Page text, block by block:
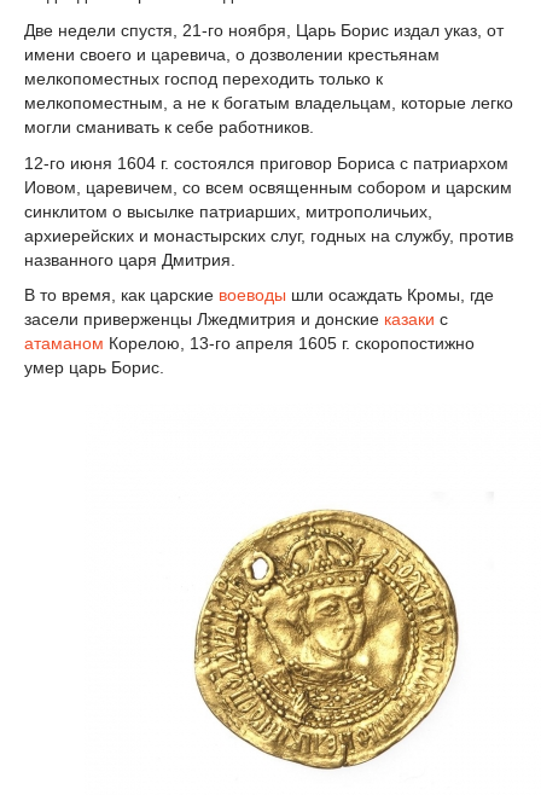
Две недели спустя, 21-го ноября, Царь Борис издал указ, от
имени своего и царевича, о дозволении крестьянам
мелкопоместных господ переходить только к
мелкопоместным, а не к богатым владельцам, которые легко
могли сманивать к себе работников.
12-го июня 1604 г. состоялся приговор Бориса с патриархом
Иовом, царевичем, со всем освященным собором и царским
синклитом о высылке патриарших, митрополичьих,
архиерейских и монастырских слуг, годных на службу, против
названного царя Дмитрия.
В то время, как царские воеводы шли осаждать Кромы, где
засели приверженцы Лжедмитрия и донские казаки с
атаманом Корелою, 13-го апреля 1605 г. скоропостижно
умер царь Борис.